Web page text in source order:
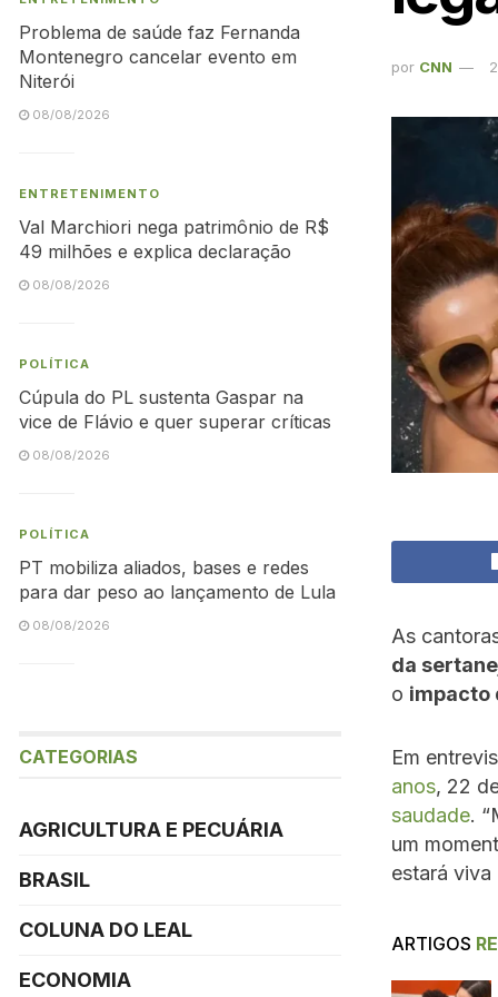
por CNN
As
da
o impacto
Em
anos, 22
saudade.
um
estará viva
ARTIGOS
Problema de saúde faz Fernanda
Montenegro cancelar evento em
Niterói
08/08/2026
ENTRETENIMENTO
Val Marchiori nega patrimônio de R$
49 milhões e explica declaração
08/08/2026
POLÍTICA
Cúpula do PL sustenta Gaspar na
vice de Flávio e quer superar críticas
08/08/2026
POLÍTICA
PT mobiliza aliados, bases e redes
para dar peso ao lançamento de Lula
08/08/2026
CATEGORIAS
AGRICULTURA E PECUÁRIA
BRASIL
COLUNA DO LEAL
ECONOMIA